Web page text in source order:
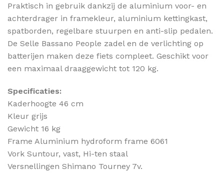
Praktisch in gebruik dankzij de aluminium voor- en
achterdrager in framekleur, aluminium kettingkast,
spatborden, regelbare stuurpen en anti-slip pedalen.
De Selle Bassano People zadel en de verlichting op
batterijen maken deze fiets compleet. Geschikt voor
een maximaal draaggewicht tot 120 kg.
Specificaties:
Kaderhoogte 46 cm
Kleur grijs
Gewicht 16 kg
Frame Aluminium hydroform frame 6061
Vork Suntour, vast, Hi-ten staal
Versnellingen Shimano Tourney 7v.